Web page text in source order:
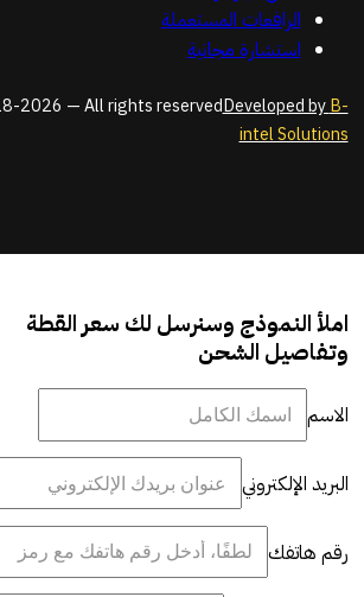
الرافعات المستعملة
استشارة مجانية
2026 — All rights reservedDeveloped byB-
intel Solutions
املأ النموذج وسنرسل لك سعر القطة
وتفاصيل الشحن
الاسم
البريد الإلكتروني
رقم هاتفك